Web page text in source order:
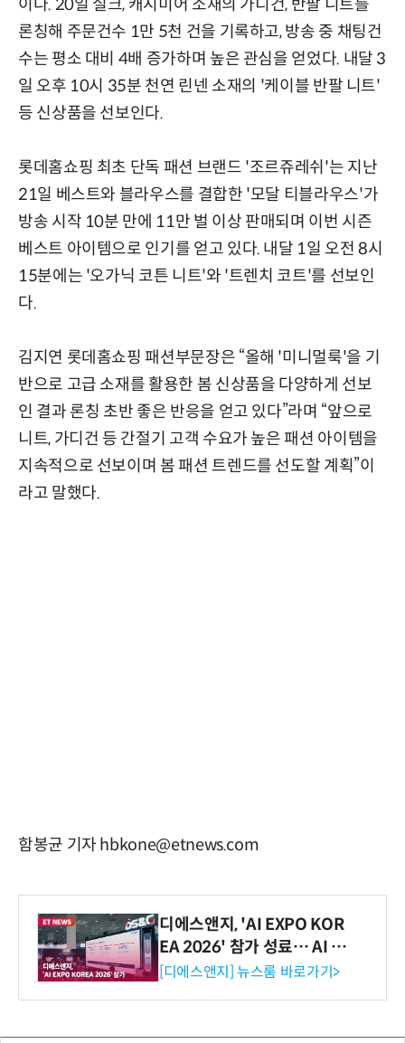
이다. 20일 실크, 캐시미어 소재의 가디건, 반팔 니트를
론칭해 주문건수 1만 5천 건을 기록하고, 방송 중 채팅건
수는 평소 대비 4배 증가하며 높은 관심을 얻었다. 내달 3
일 오후 10시 35분 천연 린넨 소재의 '케이블 반팔 니트'
등 신상품을 선보인다.
롯데홈쇼핑 최초 단독 패션 브랜드 '조르쥬레쉬'는 지난
21일 베스트와 블라우스를 결합한 '모달 티블라우스'가
방송 시작 10분 만에 11만 벌 이상 판매되며 이번 시즌
베스트 아이템으로 인기를 얻고 있다. 내달 1일 오전 8시
15분에는 '오가닉 코튼 니트'와 '트렌치 코트'를 선보인
다.
김지연 롯데홈쇼핑 패션부문장은 “올해 '미니멀룩'을 기
반으로 고급 소재를 활용한 봄 신상품을 다양하게 선보
인 결과 론칭 초반 좋은 반응을 얻고 있다”라며 “앞으로
니트, 가디건 등 간절기 고객 수요가 높은 패션 아이템을
지속적으로 선보이며 봄 패션 트렌드를 선도할 계획”이
라고 말했다.
함봉균 기자 hbkone@etnews.com
디에스앤지, 'AI EXPO KOR
EA 2026' 참가 성료… AI 전
생애주기 아우르는 통합 솔루
[디에스앤지] 뉴스룸 바로가기>